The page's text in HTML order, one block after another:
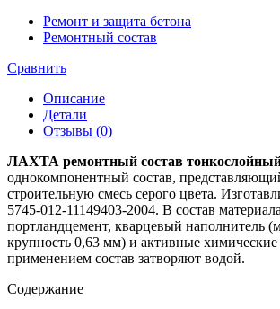
Ремонт и защита бетона
Ремонтный состав
Сравнить
Описание
Детали
Отзывы (0)
ЛАХТА ремонтный состав
однокомпонентный состав,
строительную смесь серого цвета.
5745-012-11149403-2004. В состав
портландцемент, кварцевый наполнитель
крупность 0,63 мм) и активные
применением состав затворяют водой.
Содержание